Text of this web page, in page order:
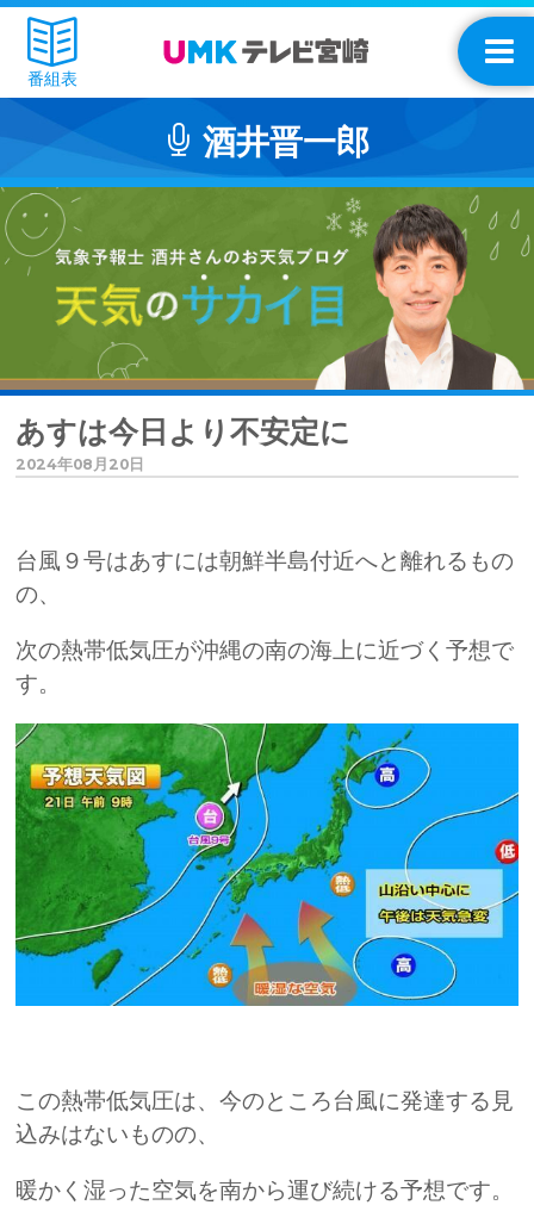
番組表
酒井晋一郎
あすは今日より不安定に
2024年08月20日
台風９号はあすには朝鮮半島付近へと離れるもの
の、
次の熱帯低気圧が沖縄の南の海上に近づく予想で
す。
この熱帯低気圧は、今のところ台風に発達する見
込みはないものの、
暖かく湿った空気を南から運び続ける予想です。